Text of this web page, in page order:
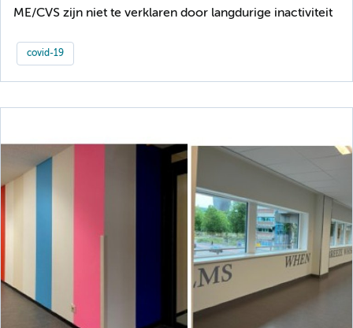
ME/CVS zijn niet te verklaren door langdurige inactiviteit
covid-19